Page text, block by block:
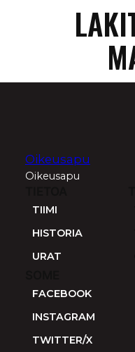
Oikeusapu
Oikeusapu
TIIMI
HISTORIA
URAT
FACEBOOK
INSTAGRAM
TWITTER/X